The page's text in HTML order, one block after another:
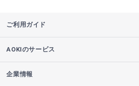
ご利用ガイド
AOKIのサービス
企業情報